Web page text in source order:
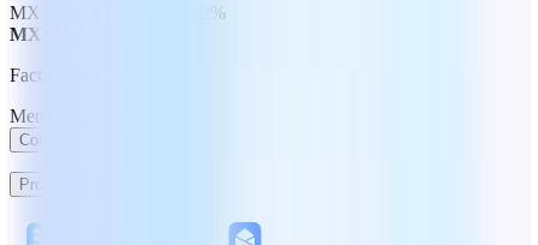
MX$179.00
Ahorro del 52%
MX$86.14
Facturación anual
Mensual
Comprar
Probar 7 días gratis